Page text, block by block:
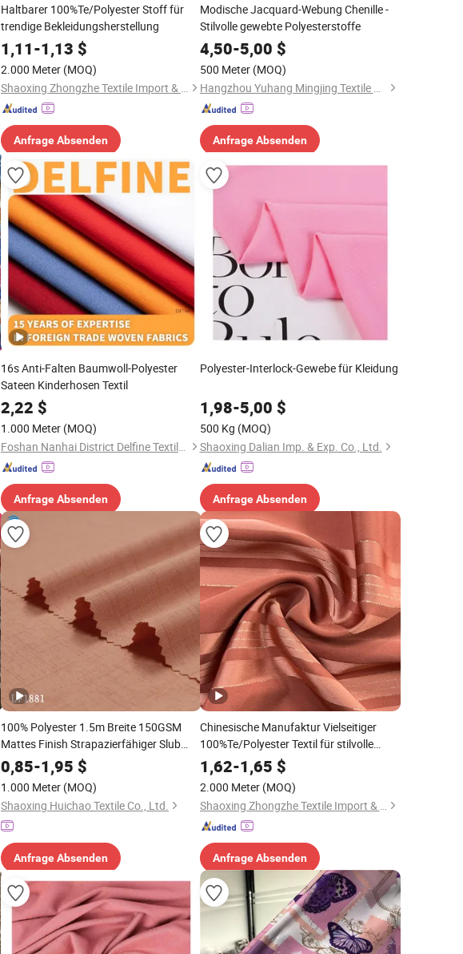
Haltbarer 100%Te/Polyester Stoff für
trendige Bekleidungsherstellung
1,11-1,13 $
2.000 Meter (MOQ)
Shaoxing Zhongzhe Textile Import & Export Co., Ltd.
Anfrage Absenden
Modische Jacquard-Webung Chenille -
Stilvolle gewebte Polyesterstoffe
4,50-5,00 $
500 Meter (MOQ)
Hangzhou Yuhang Mingjing Textile Co., Ltd
Anfrage Absenden
16s Anti-Falten Baumwoll-Polyester
Sateen Kinderhosen Textil
2,22 $
1.000 Meter (MOQ)
Foshan Nanhai District Delfine Textile Co., Ltd
Anfrage Absenden
Polyester-Interlock-Gewebe für Kleidung
1,98-5,00 $
500 Kg (MOQ)
Shaoxing Dalian Imp. & Exp. Co., Ltd.
Anfrage Absenden
100% Polyester 1.5m Breite 150GSM
Mattes Finish Strapazierfähiger Slub
Gewebter Stoff für Blusen Vorhänge
Sofort verfügbar
0,85-1,95 $
1.000 Meter (MOQ)
Shaoxing Huichao Textile Co., Ltd.
Anfrage Absenden
Chinesische Manufaktur Vielseitiger
100%Te/Polyester Textil für stilvolle
Bekleidungsherstellung
1,62-1,65 $
2.000 Meter (MOQ)
Shaoxing Zhongzhe Textile Import & Export Co., Ltd.
Anfrage Absenden